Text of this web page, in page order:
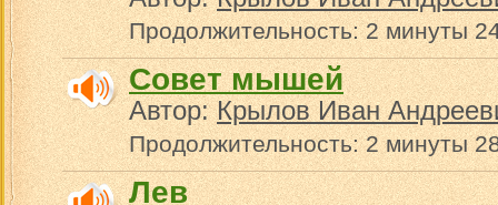
Продолжительность: 2 минуты
Совет мышей
Автор:Крылов Иван
Продолжительность: 2 минуты
Лев